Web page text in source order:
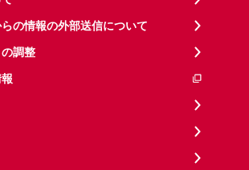
の情報の外部送信について
調整